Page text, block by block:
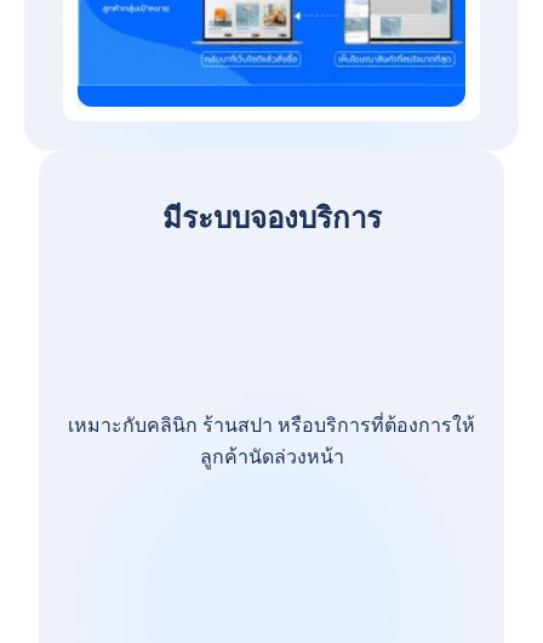
มีระบบจองบริการ
เหมาะกับคลินิก ร้านสปา หรือบริการที่ต้องการให้
ลูกค้านัดล่วงหน้า